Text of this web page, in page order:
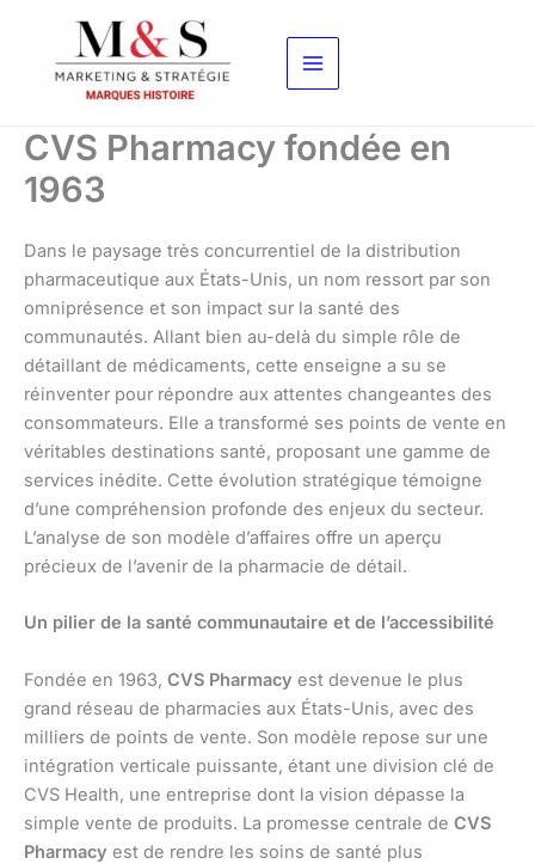
contenu
CVS Pharmacy fondée en
1963
Dans le paysage très concurrentiel de la distribution
pharmaceutique aux États-Unis, un nom ressort par son
omniprésence et son impact sur la santé des
communautés. Allant bien au-delà du simple rôle de
détaillant de médicaments, cette enseigne a su se
réinventer pour répondre aux attentes changeantes des
consommateurs. Elle a transformé ses points de vente en
véritables destinations santé, proposant une gamme de
services inédite. Cette évolution stratégique témoigne
d’une compréhension profonde des enjeux du secteur.
L’analyse de son modèle d’affaires offre un aperçu
précieux de l’avenir de la pharmacie de détail.
Un pilier de la santé communautaire et de l’accessibilité
Fondée en 1963, CVS Pharmacy est devenue le plus
grand réseau de pharmacies aux États-Unis, avec des
milliers de points de vente. Son modèle repose sur une
intégration verticale puissante, étant une division clé de
CVS Health, une entreprise dont la vision dépasse la
simple vente de produits. La promesse centrale de CVS
Pharmacy est de rendre les soins de santé plus